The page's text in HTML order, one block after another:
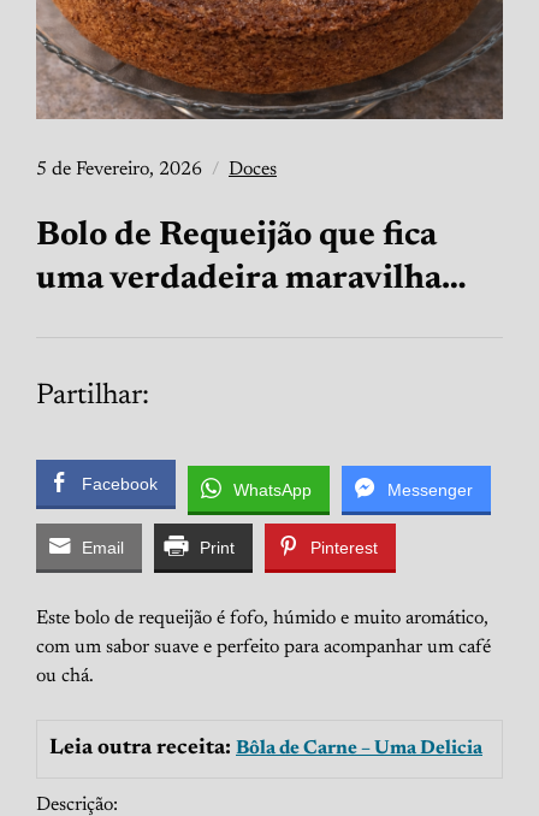
5 de Fevereiro, 2026 Doces
Bolo de Requeijão que fica
uma verdadeira maravilha…
Partilhar:
Facebook WhatsApp Messenger
Email Print Pinterest
Este bolo de requeijão é fofo, húmido e muito aromático,
com um sabor suave e perfeito para acompanhar um café
ou chá.
Leia outra receita: Bôla de Carne – Uma Delicia
Descrição: